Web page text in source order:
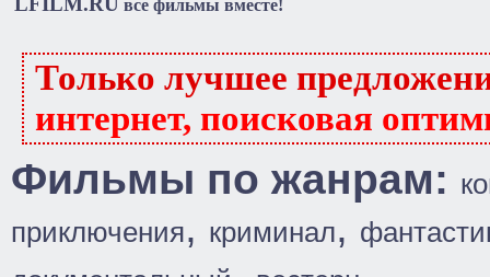
все фильмы вместе!
Только лучшее
интернет, поисковая
Фильмы по жанрам:
приключения, криминал,